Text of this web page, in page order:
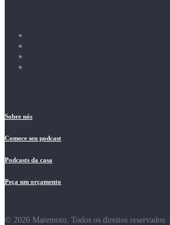
Sobre nós
Comece seu podcast
Podcasts da casa
Peça um orçamento
© 2026 Maremoto. Todos os direitos reservados. |